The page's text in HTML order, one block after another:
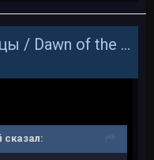
Рождение Искательницы / Dawn of the Seeker
сказал: